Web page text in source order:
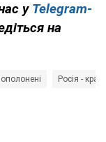
у Telegram-
на
Росія -